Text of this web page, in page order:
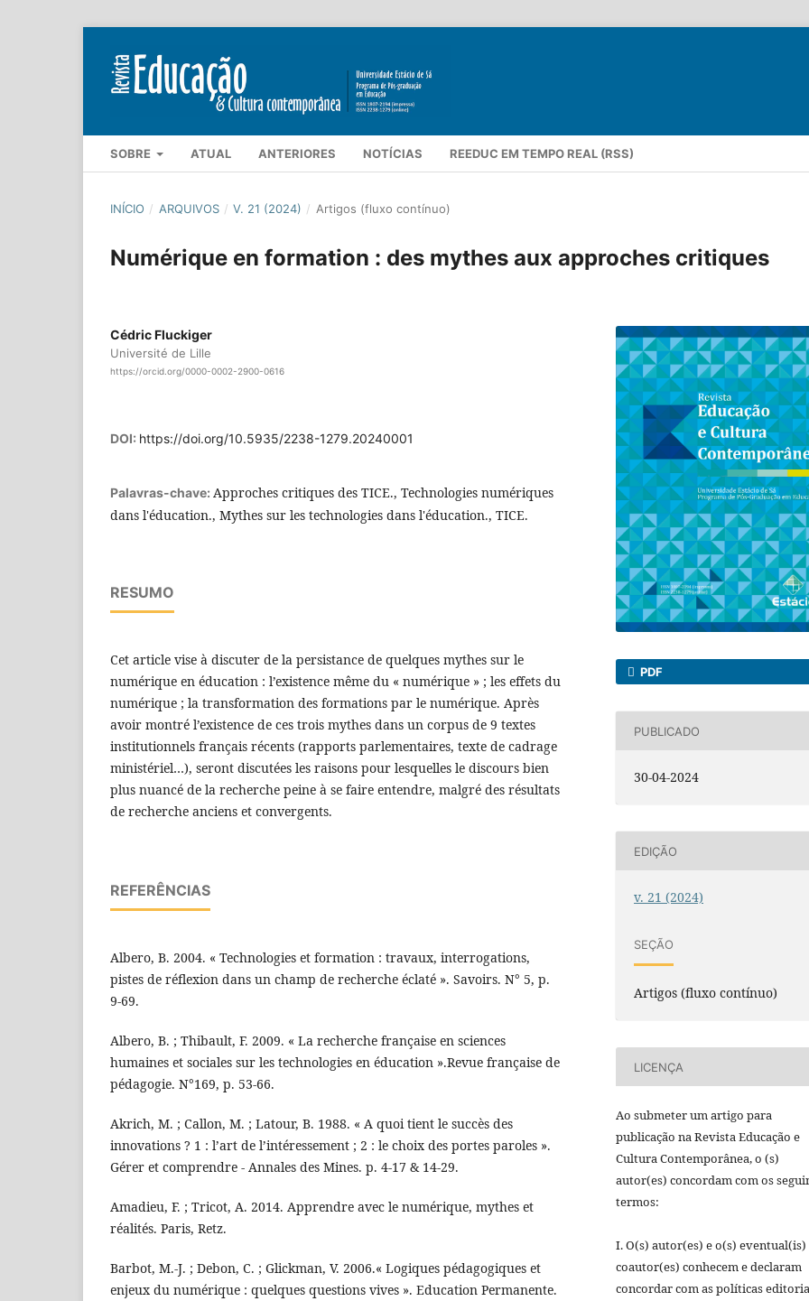
SOBRE ATUAL ANTERIORES NOTÍCIAS REEDUC EM TEMPO REAL (RSS)
INÍCIO / ARQUIVOS / V. 21 (2024) / Artigos (fluxo contínuo)
Numérique en formation : des mythes aux approches critiques
Cédric Fluckiger
Université de Lille
https://orcid.org/0000-0002-2900-0616
DOI: https://doi.org/10.5935/2238-1279.20240001
Palavras-chave: Approches critiques des TICE., Technologies numériques
dans l'éducation., Mythes sur les technologies dans l'éducation., TICE.
RESUMO
Cet article vise à discuter de la persistance de quelques mythes sur le
numérique en éducation : l’existence même du « numérique » ; les effets du
numérique ; la transformation des formations par le numérique. Après
avoir montré l’existence de ces trois mythes dans un corpus de 9 textes
institutionnels français récents (rapports parlementaires, texte de cadrage
ministériel…), seront discutées les raisons pour lesquelles le discours bien
plus nuancé de la recherche peine à se faire entendre, malgré des résultats
de recherche anciens et convergents.
REFERÊNCIAS
Albero, B. 2004. « Technologies et formation : travaux, interrogations,
pistes de réflexion dans un champ de recherche éclaté ». Savoirs. N° 5, p.
9-69.
Albero, B. ; Thibault, F. 2009. « La recherche française en sciences
humaines et sociales sur les technologies en éducation ».Revue française de
pédagogie. N°169, p. 53-66.
Akrich, M. ; Callon, M. ; Latour, B. 1988. « A quoi tient le succès des
innovations ? 1 : l’art de l’intéressement ; 2 : le choix des portes paroles ».
Gérer et comprendre - Annales des Mines. p. 4-17 & 14-29.
Amadieu, F. ; Tricot, A. 2014. Apprendre avec le numérique, mythes et
réalités. Paris, Retz.
Barbot, M.-J. ; Debon, C. ; Glickman, V. 2006.« Logiques pédagogiques et
enjeux du numérique : quelques questions vives ». Education Permanente.
PDF
PUBLICADO
30-04-2024
EDIÇÃO
v. 21 (2024)
SEÇÃO
Artigos (fluxo contínuo)
LICENÇA
Ao submeter um artigo para
publicação na Revista Educação e
Cultura Contemporânea, o (s)
autor(es) concordam com os
termos:
I. O(s) autor(es) e o(s) eventual(is)
coautor(es) conhecem e declaram
concordar com as políticas